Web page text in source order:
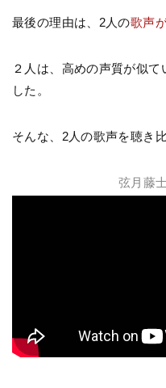
最後の理由は、2人の歌声
２人は、高めの声質が似
した。
そんな、2人の歌声を聴き
弦月藤